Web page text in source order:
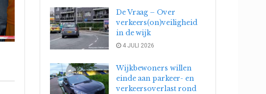
De Vraag – Over
verkeers(on)veiligheid
in de wijk
4 JULI 2026
Wijkbewoners willen
einde aan parkeer- en
verkeersoverlast rond